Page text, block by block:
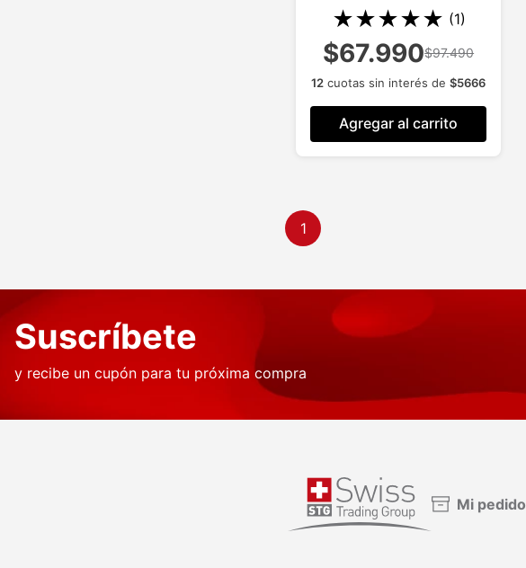
Insomnio 3 Meses
★★★★★ (1)
$67.990$97.490
12 cuotas sin interés de$5666
Agregar al carrito
1
Suscríbete
y recibe un cupón para tu próxima compra
Mi pedido